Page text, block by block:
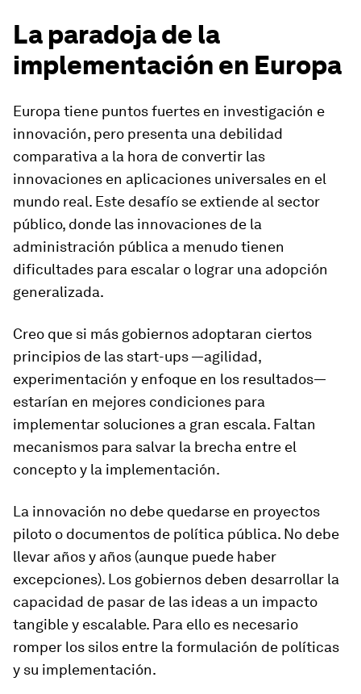
La paradoja de la
implementación en Europa
Europa tiene puntos fuertes en investigación e
innovación, pero presenta una debilidad
comparativa a la hora de convertir las
innovaciones en aplicaciones universales en el
mundo real. Este desafío se extiende al sector
público, donde las innovaciones de la
administración pública a menudo tienen
dificultades para escalar o lograr una adopción
generalizada.
Creo que si más gobiernos adoptaran ciertos
principios de las start-ups —agilidad,
experimentación y enfoque en los resultados—
estarían en mejores condiciones para
implementar soluciones a gran escala. Faltan
mecanismos para salvar la brecha entre el
concepto y la implementación.
La innovación no debe quedarse en proyectos
piloto o documentos de política pública. No debe
llevar años y años (aunque puede haber
excepciones). Los gobiernos deben desarrollar la
capacidad de pasar de las ideas a un impacto
tangible y escalable. Para ello es necesario
romper los silos entre la formulación de políticas
y su implementación.